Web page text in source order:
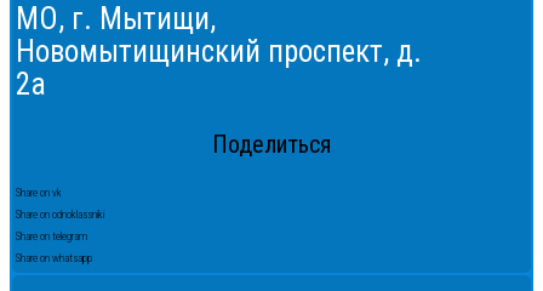
МО, г. Мытищи,
Новомытищинский проспект, д.
2а
Поделиться
Share on vk
Share on odnoklassniki
Share on telegram
Share on whatsapp